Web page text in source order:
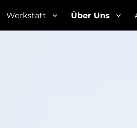
Werkstatt Über Uns